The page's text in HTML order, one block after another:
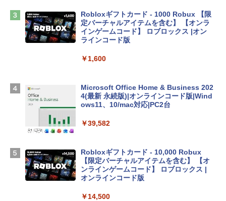
【Amazon.co.jp限定】 HP ノートパソコ
ン 15-fd 15.6インチ 16GBメモリ 512GB
SSD インテル Core 5
￥129,800
Apple 2026 MacBook Air M5チップ搭載
13インチノートブック：AIとApple Intell
igence、13.6インチLiquid Retinaディ
TB SSDストレージ、12MPセンターフレ
￥261,414
コン Vivobook 15 M1502NAQ 15.6イン
Robloxギフトカード - 1000 Robux 【限
定バーチャルアイテムを含む】 【オンラ
インゲームコード】 ロブロックス |オン
ラインコード版
￥1,600
Microsoft Office Home & Business 202
4(最新 永続版)|オンラインコード版|Wind
ows11、10/mac対応|PC2台
￥39,582
Robloxギフトカード - 10,000 Robux
【限定バーチャルアイテムを含む】 【オ
ンラインゲームコード】 ロブロックス |
オンラインコード版
￥14,500